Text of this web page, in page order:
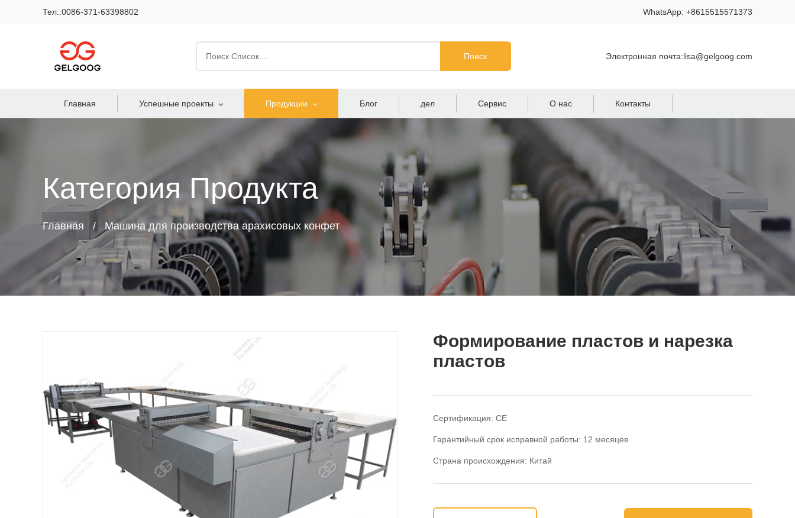
Тел.:0086-371-63398802 WhatsApp: +8615515571373
Поиск Электронная почта:lisa@gelgoog.com
Главная Успешные проекты Продукции Блог дел Сервис О нас Контакты
Категория Продукта
Главная Машина для производства арахисовых конфет
Формирование пластов и нарезка
пластов
Сертификация: CE
Гарантийный срок исправной работы: 12 месяцев
Страна происхождения: Китай